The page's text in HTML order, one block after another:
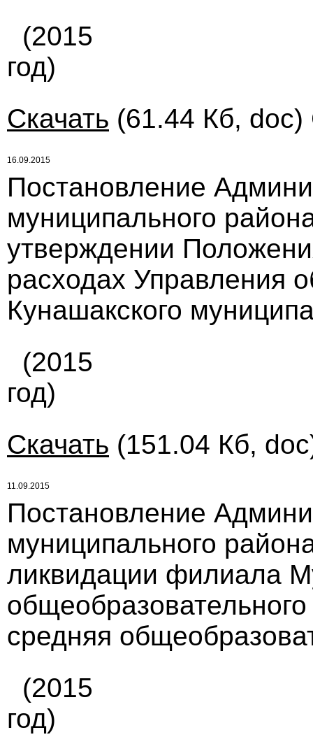
(2015
год)
Скачать (61.44 Кб, doc)
16.09.2015
Постановление
муниципального
утверждении
расходах Управления
Кунашакского
(2015
год)
Скачать (151.04 Кб,
11.09.2015
Постановление
муниципального
ликвидации филиала
средняя
(2015
год)